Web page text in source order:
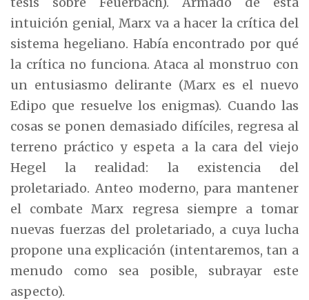
intuición genial, Marx va a hacer la crítica del
sistema hegeliano. Había encontrado por qué
la crítica no funciona. Ataca al monstruo con
un entusiasmo delirante (Marx es el nuevo
Edipo que resuelve los enigmas). Cuando las
cosas se ponen demasiado difíciles, regresa al
terreno práctico y espeta a la cara del viejo
Hegel la realidad: la existencia del
proletariado. Anteo moderno, para mantener
el combate Marx regresa siempre a tomar
nuevas fuerzas del proletariado, a cuya lucha
propone una explicación (intentaremos, tan a
menudo como sea posible, subrayar este
aspecto).